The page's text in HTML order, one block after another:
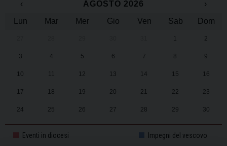
‹ AGOSTO 2026
›
Lun
Mar Mer Gio Ven Sab Dom
1 2
3 4 5 6 7 8 9
10 11 12 13 14 15 16
17 18 19 20 21 22 23
24 25 26 27 28 29 30
31 1 2 3 4 5 6
Eventi in diocesi Impegni del vescovo